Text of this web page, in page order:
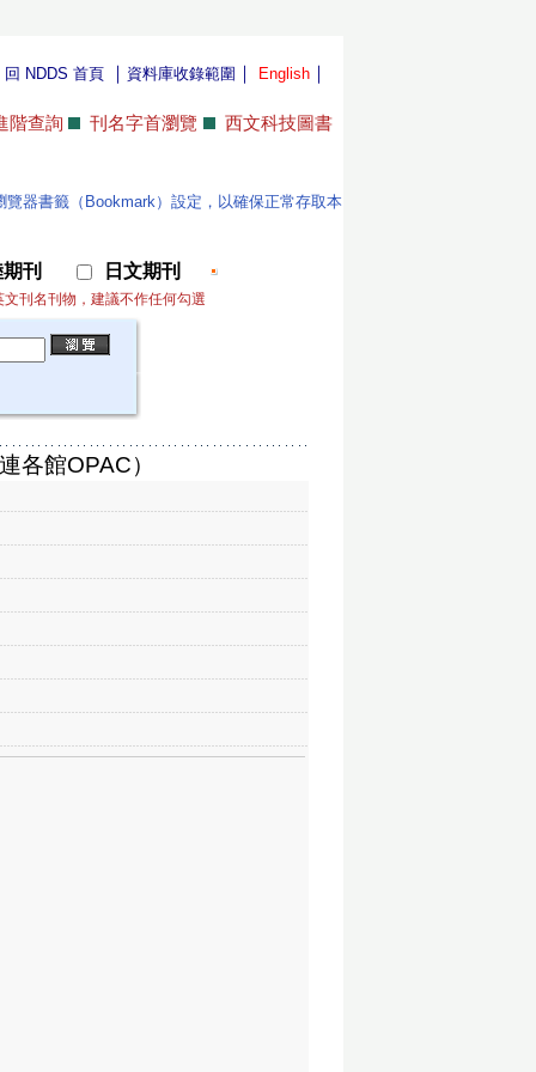
回 NDDS 首頁 資料庫收錄範圍 English
階查詢 刊名字首瀏覽 西文科技圖書
器書籤（Bookmark）設定，以確保正常存取本
刊 日文期刊
刊名刊物，建議不作任何勾選
各館OPAC）